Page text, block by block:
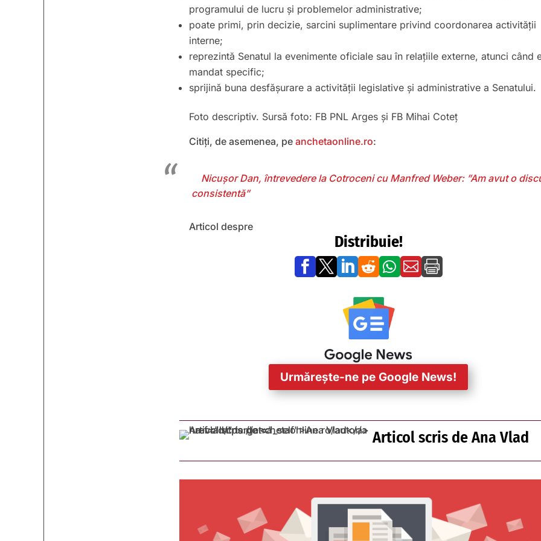
programului de lucru și problemelor administrative;
poate primi, prin decizie, sarcini suplimentare privind coordonarea activității
interne;
reprezintă Senatul la evenimente oficiale sau în relațiile externe, atunci când
mandat specific;
sprijină buna desfășurare a activității legislative și administrative a Senatului.
Foto descriptiv. Sursă foto: FB PNL Arges și FB Mihai Coteț
Citiți, de asemenea, pe anchetaonline.ro:
Nicușor Dan, întrevedere la Cotroceni cu Manfred Weber: ”Am avut o
consistentă”
Articol despre
Distribuie!
      
Urmărește-ne pe Google News!
Articol scris deAna Vlad